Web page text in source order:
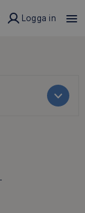
Logga in